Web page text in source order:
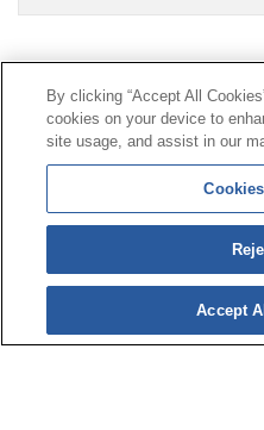
Línea Universal 900 203 203
Prestaciones Especiales
© Mutua Universal 2026 |
Política de
Síguenos en:
By clicking “Accept All
cookies on your device to
site usage, and assist in our
Accept